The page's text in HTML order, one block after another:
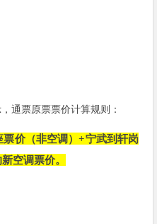
，通票原票票价计算规则：
价（非空调）+宁武到轩岗
空调票价。